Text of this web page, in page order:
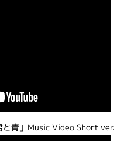
青」Music Video Short ver.